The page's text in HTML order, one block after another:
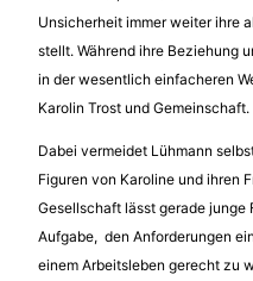
Unsicherheit immer weiter ihre
stellt. Während ihre Beziehung
in der wesentlich einfacheren
Karolin Trost und Gemeinschaft.
Dabei vermeidet Lühmann
Figuren von Karoline und ihren
Gesellschaft lässt gerade junge
Aufgabe, den Anforderungen
einem Arbeitsleben gerecht zu